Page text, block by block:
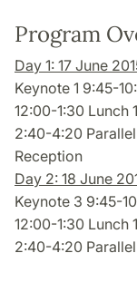
Program
Day 1: 17 June
Keynote 1 9:45-
12:00-1:30 Lunch
2:40-4:20
Reception
Day 2: 18 June
Keynote 3 9:45-
12:00-1:30 Lunch
2:40-4:20